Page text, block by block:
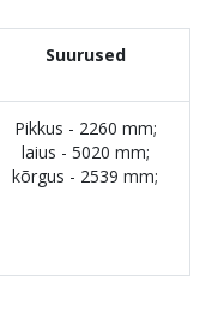
Suurused
Pikkus - 2260 mm;
laius - 5020 mm;
kõrgus - 2539 mm;